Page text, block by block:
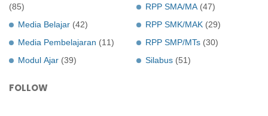
(85)
Media Belajar (42)
Media Pembelajaran (11)
Modul Ajar (39)
RPP SMA/MA (47)
RPP SMK/MAK (29)
RPP SMP/MTs (30)
Silabus (51)
FOLLOW